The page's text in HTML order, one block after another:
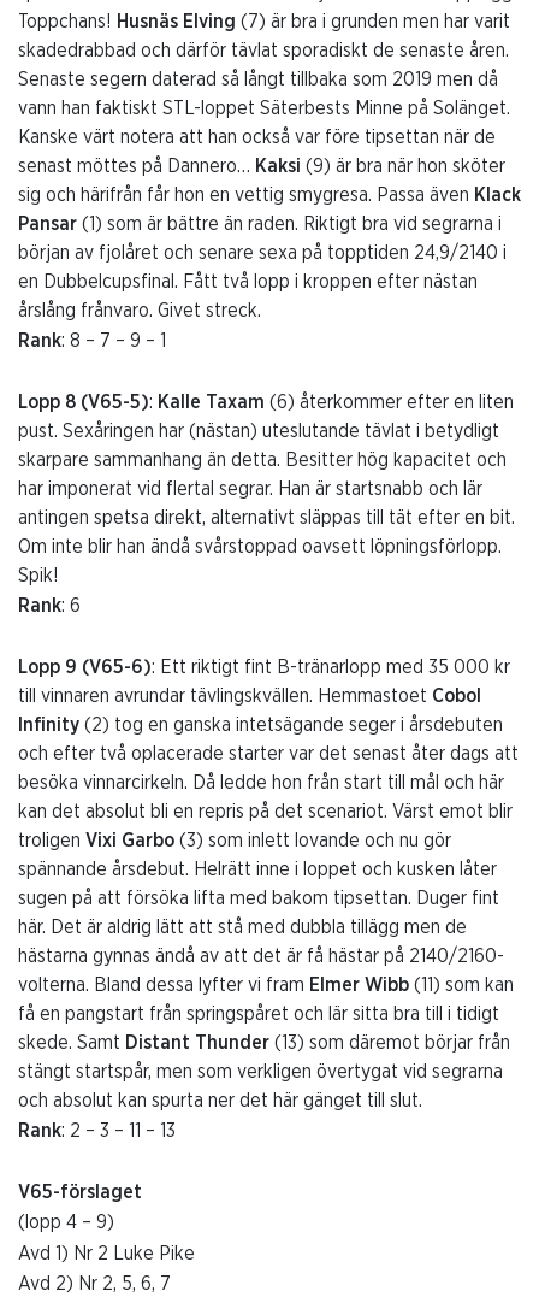
Toppchans! Husnäs Elving (7) är bra i grunden men har varit
skadedrabbad och därför tävlat sporadiskt de senaste åren.
Senaste segern daterad så långt tillbaka som 2019 men då
vann han faktiskt STL-loppet Säterbests Minne på Solänget.
Kanske värt notera att han också var före tipsettan när de
senast möttes på Dannero… Kaksi (9) är bra när hon sköter
sig och härifrån får hon en vettig smygresa. Passa även Klack
Pansar (1) som är bättre än raden. Riktigt bra vid segrarna i
början av fjolåret och senare sexa på topptiden 24,9/2140 i
en Dubbelcupsfinal. Fått två lopp i kroppen efter nästan
årslång frånvaro. Givet streck.
Rank: 8 – 7 – 9 – 1
Lopp 8 (V65-5): Kalle Taxam (6) återkommer efter en liten
pust. Sexåringen har (nästan) uteslutande tävlat i betydligt
skarpare sammanhang än detta. Besitter hög kapacitet och
har imponerat vid flertal segrar. Han är startsnabb och lär
antingen spetsa direkt, alternativt släppas till tät efter en bit.
Om inte blir han ändå svårstoppad oavsett löpningsförlopp.
Spik!
Rank: 6
Lopp 9 (V65-6): Ett riktigt fint B-tränarlopp med 35 000 kr
till vinnaren avrundar tävlingskvällen. Hemmastoet Cobol
Infinity (2) tog en ganska intetsägande seger i årsdebuten
och efter två oplacerade starter var det senast åter dags att
besöka vinnarcirkeln. Då ledde hon från start till mål och här
kan det absolut bli en repris på det scenariot. Värst emot blir
troligen Vixi Garbo (3) som inlett lovande och nu gör
spännande årsdebut. Helrätt inne i loppet och kusken låter
sugen på att försöka lifta med bakom tipsettan. Duger fint
här. Det är aldrig lätt att stå med dubbla tillägg men de
hästarna gynnas ändå av att det är få hästar på 2140/2160-
volterna. Bland dessa lyfter vi fram Elmer Wibb (11) som kan
få en pangstart från springspåret och lär sitta bra till i tidigt
skede. Samt Distant Thunder (13) som däremot börjar från
stängt startspår, men som verkligen övertygat vid segrarna
och absolut kan spurta ner det här gänget till slut.
Rank: 2 – 3 – 11 – 13
V65-förslaget
(lopp 4 – 9)
Avd 1) Nr 2 Luke Pike
Avd 2) Nr 2, 5, 6, 7